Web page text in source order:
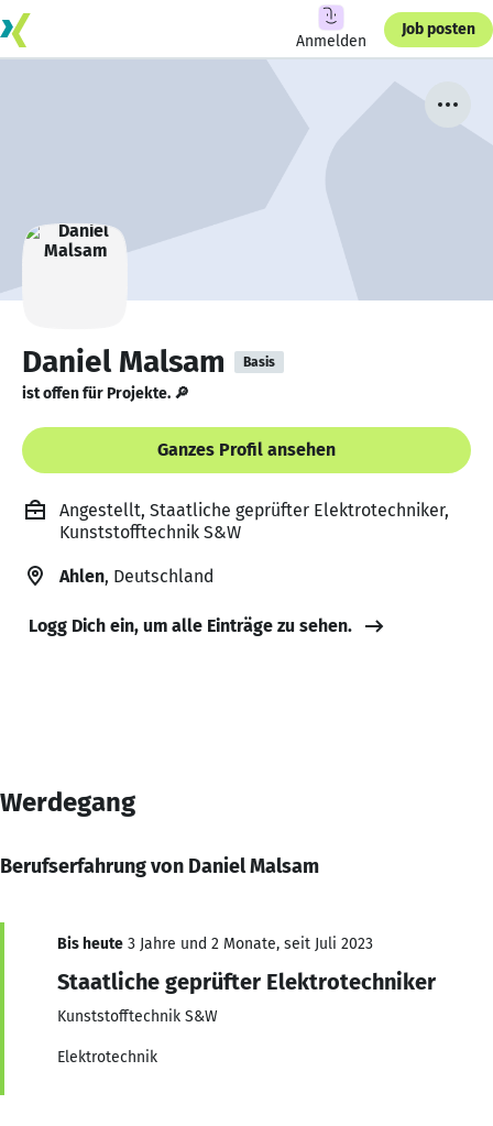
Anmelden
Job posten
Daniel Malsam Basis
ist offen für Projekte. 🔎
Ganzes Profil ansehen
Angestellt, Staatliche geprüfter Elektrotechniker,
Kunststofftechnik S&W
Ahlen, Deutschland
Logg Dich ein, um alle Einträge zu sehen.
Werdegang
Berufserfahrung von Daniel Malsam
Bis heute 3 Jahre und 2 Monate, seit Juli 2023
Staatliche geprüfter Elektrotechniker
Kunststofftechnik S&W
Elektrotechnik